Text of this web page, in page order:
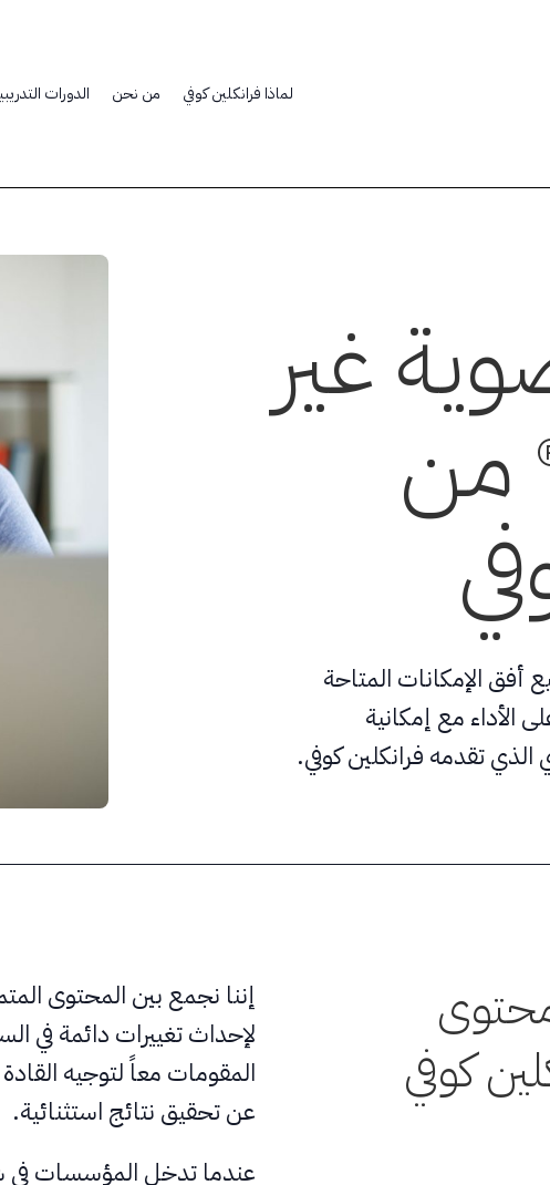
لماذا فرانكلين كوفي من نحن الدورات
غير
من
الإمكانات المتاحة
الأداء مع إمكانية
تقدمه فرانكلين كوفي.
كوفي
إننا نجمع بين المحتوى
لإحداث تغييرات دائمة في
المقومات معاً لتوجيه
عن تحقيق نتائج استثنائية.
عندما تدخل المؤسسات في